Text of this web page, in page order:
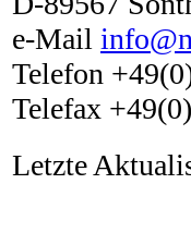
e-Mail
Telefon
Telefax
Letzte